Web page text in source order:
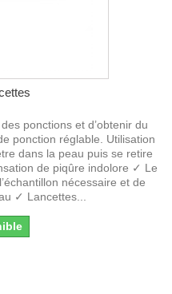
ponctions et d’obtenir du
ponction réglable. Utilisation
dans la peau puis se retire
de piqûre indolore ✓ Le
nécessaire et de
✓ Lancettes...